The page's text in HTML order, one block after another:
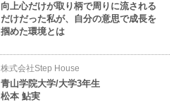
向上心だけが取り柄で周りに流される
だけだった私が、自分の意思で成長を
掴めた環境とは
株式会社Step House
青山学院大学/大学3年生
松本 鮎実